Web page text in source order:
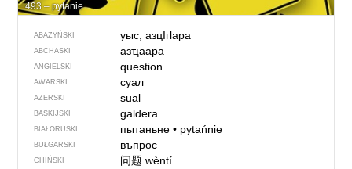
493 – pytanie
ABAZYŃSKI уыс, азцIгlаpа
ABCHASKI азҵаара
ANGIELSKI question
AWARSKI суал
AZERSKI sual
BASKIJSKI galdera
BIAŁORUSKI пытаньне• pytańnie
BUŁGARSKI въпрос
CHIŃSKI 问题wèntí